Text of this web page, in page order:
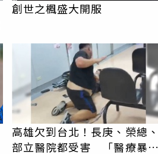
創世之楓盛大開服
高雄欠到台北！長庚、榮總
部立醫院都受害 「醫療暴